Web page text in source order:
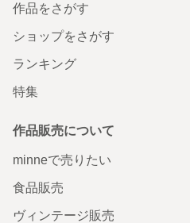
作品をさがす
ショップをさがす
ランキング
特集
作品販売について
minneで売りたい
食品販売
ヴィンテージ販売